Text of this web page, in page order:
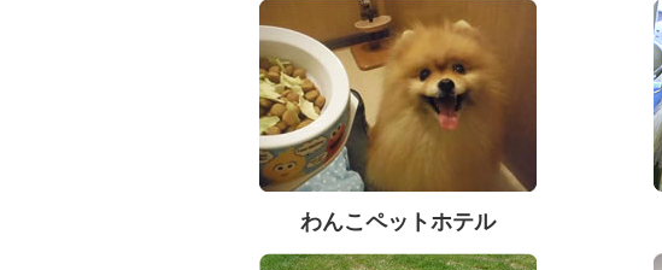
わんこペットホテル